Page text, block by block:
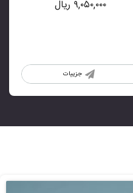
۹,۰۵۰,۰۰۰ ریال
جزییات